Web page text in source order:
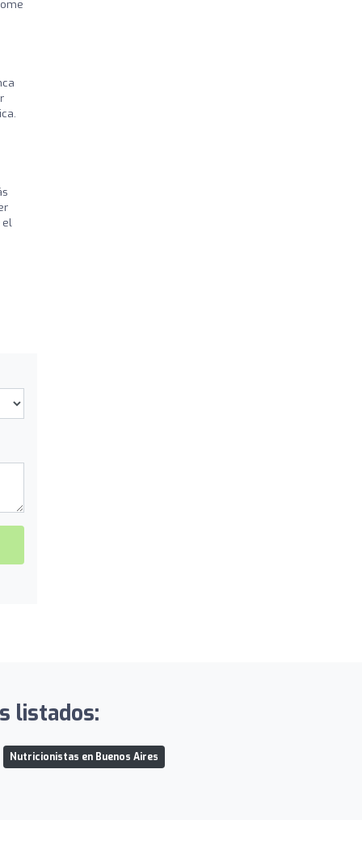
el
listados:
Nutricionistas en Buenos Aires